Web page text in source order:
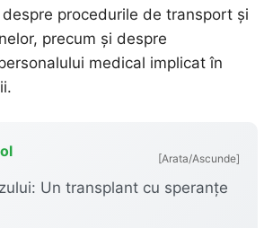
procedurile de transport și
precum și despre
medical implicat în
[Arata/Ascunde]
Un transplant cu speranțe